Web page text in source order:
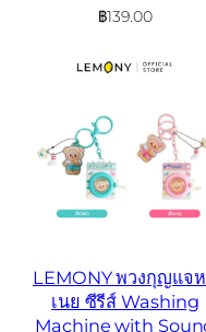
฿139.00
LEMONY พวงกุญแจ
เนย ซีรีส์ Washing
Machine with